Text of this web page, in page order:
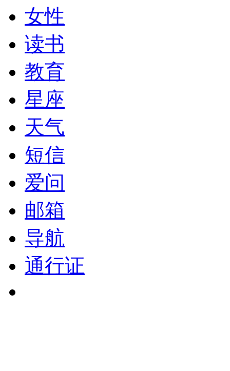
女性
读书
教育
星座
天气
短信
爱问
邮箱
导航
通行证